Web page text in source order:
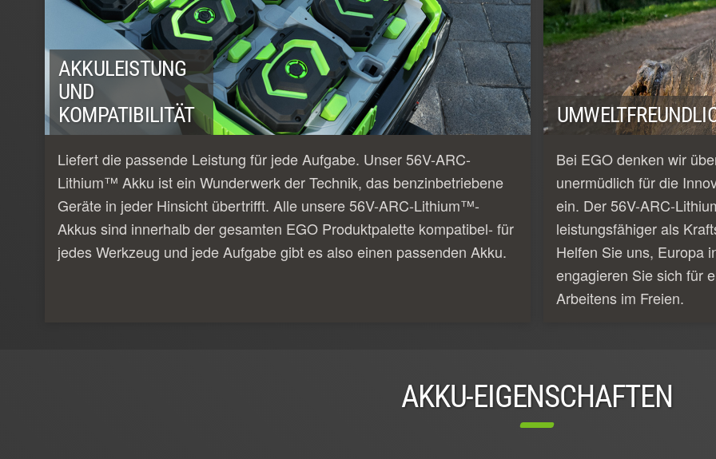
AKKULEISTUNG
UND
KOMPATIBILITÄT
Liefert die passende Leistung für jede Aufgabe. Unser 56V-ARC-
Lithium™ Akku ist ein Wunderwerk der Technik, das benzinbetriebene
Geräte in jeder Hinsicht übertrifft. Alle unsere 56V-ARC-Lithium™-
Akkus sind innerhalb der gesamten EGO Produktpalette kompatibel- für
jedes Werkzeug und jede Aufgabe gibt es also einen passenden Akku.
Bei EGO denken wir
unermüdlich für die
ein. Der 56V-ARC-
leistungsfähiger als
Helfen Sie uns, Europa
engagieren Sie sich für
Arbeitens im Freien.
AKKU-EIGENSCHAFTEN